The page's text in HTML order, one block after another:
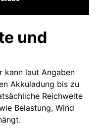
und
kann laut Angaben
Akkuladung bis zu
Reichweite
Belastung, Wind